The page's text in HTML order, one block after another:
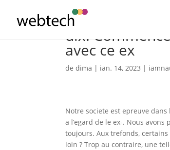
dix.
avec ce ex
dedima | ian. 14, 2023 |
Notre societe est epreuve dans
a l’egard de le ex-. Nous
toujours. Aux trefonds,
loin ? Trop au contraire, une